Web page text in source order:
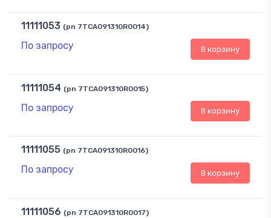
11111053 (pn 7TCA091310R0014)
По запросу В корзину
11111054 (pn 7TCA091310R0015)
По запросу В корзину
11111055 (pn 7TCA091310R0016)
По запросу В корзину
11111056 (pn 7TCA091310R0017)